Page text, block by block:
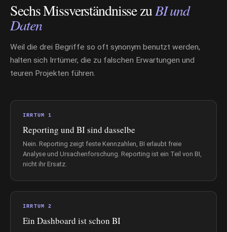
Sechs Missverständnisse zuBI und
Daten
Weil die drei Begriffe so oft synonym benutzt werden,
halten sich Irrtümer, die zu falschen Erwartungen und
teuren Projekten führen.
IRRTUM 1
Reporting und BI sind dasselbe
Nein. Reporting zeigt feste Kennzahlen, BI erlaubt freie
Analyse und Ursachenforschung. Reporting ist ein Teil von BI,
nicht ihr Ersatz.
IRRTUM 2
Ein Dashboard ist schon BI